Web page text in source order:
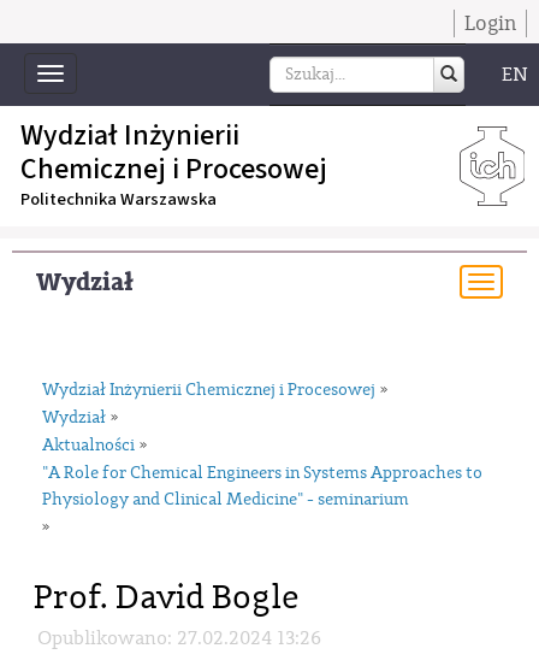
Login
Toggle
navigation
EN
Wydział Inżynierii
Chemicznej i Procesowej
Politechnika Warszawska
Wydział
Wydział Inżynierii Chemicznej i Procesowej »
Wydział »
Aktualności »
"A Role for Chemical Engineers in Systems Approaches to
Physiology and Clinical Medicine" - seminarium
»
Prof. David Bogle
Opublikowano: 27.02.2024 13:26